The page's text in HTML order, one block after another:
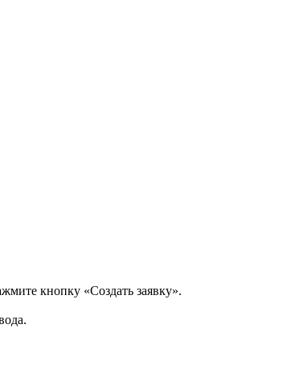
кнопку «Создать заявку».